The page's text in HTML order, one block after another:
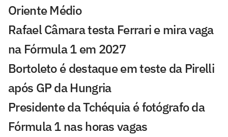
Oriente Médio
Rafael Câmara testa Ferrari e mira vaga
na Fórmula 1 em 2027
Bortoleto é destaque em teste da Pirelli
após GP da Hungria
Presidente da Tchéquia é fotógrafo da
Fórmula 1 nas horas vagas